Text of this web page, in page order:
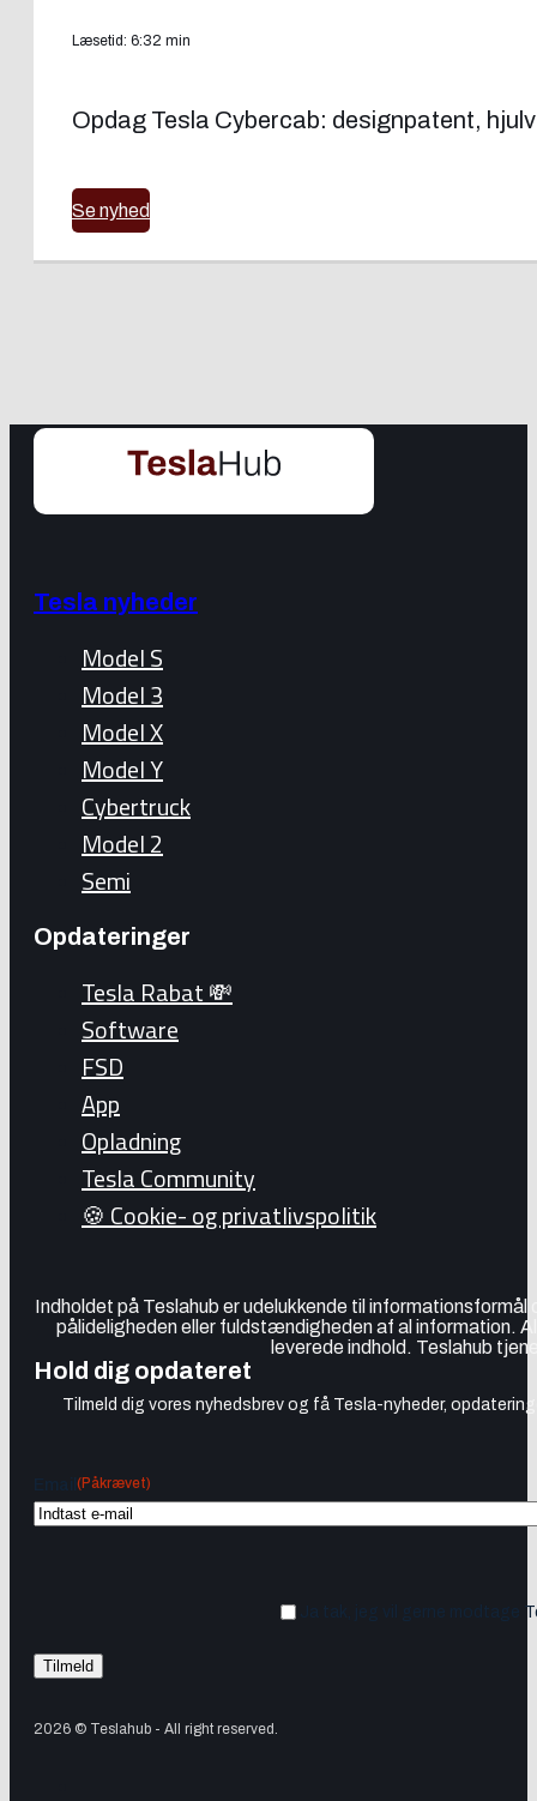
Læsetid: 6:32 min
Opdag Tesla Cybercab: designpatent,
Se nyhed
Tesla nyheder
Model S
Model 3
Model X
Model Y
Cybertruck
Model 2
Semi
Opdateringer
Tesla Rabat 💸
Software
FSD
App
Opladning
Tesla Community
🍪 Cookie- og privatlivspolitik
Indholdet på Teslahub er udelukkende til
pålideligheden eller fuldstændigheden af al information.
leverede indhold. Teslahub
Hold dig opdateret
Tilmeld dig vores nyhedsbrev og få Tesla-nyheder,
(Påkrævet)
Ja tak, jeg vil gerne modtage
2026 © Teslahub - All right reserved.